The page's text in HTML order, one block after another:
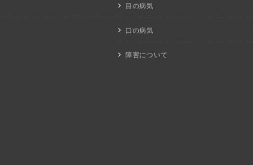
目の病気
口の病気
障害について